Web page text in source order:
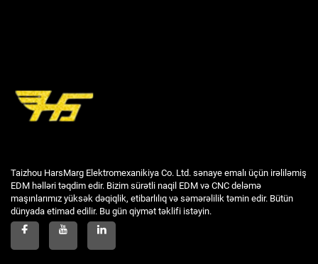
Taizhou HarsMarg Elektromexanikiya Co. Ltd. sənaye emalı üçün irəliləmiş
EDM həlləri təqdim edir. Bizim sürətli naqil EDM və CNC deləmə
maşınlarımız yüksək dəqiqlik, etibarlılıq və səmərəlilik təmin edir. Bütün
dünyada etimad edilir. Bu gün qiymət təklifi istəyin.